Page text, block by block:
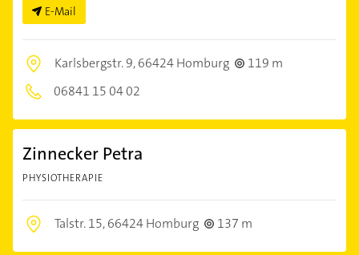
E-Mail
Karlsbergstr. 9,66424 Homburg
119 m
06841 15 04 02
Zinnecker Petra
PHYSIOTHERAPIE
Talstr. 15,66424 Homburg 137 m